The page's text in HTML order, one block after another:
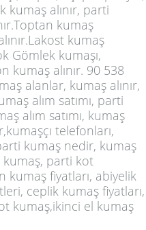
kumaş alınır, parti
kumaş
kumaş
Gömlek kumaşı,
kumaş alınır. 90 538
alanlar, kumaş alınır,
alım satımı, parti
alım satımı, kumaş
telefonları,
kumaş nedir, kumaş
kumaş, parti kot
kumaş fiyatları, abiyelik
ceplik kumaş fiyatları,
kumaş,ikinci el kumaş